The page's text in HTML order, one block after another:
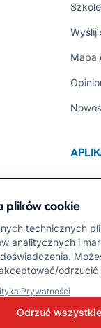
Wyślij
Mapa
App
Rodzin
plików cookie
technicznych
analitycznych i
Prywatności
Odrzuć wszystkie